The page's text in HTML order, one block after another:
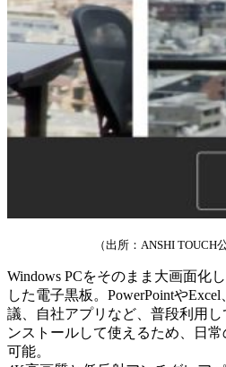
（出所：ANSHI TOUCH
Windows PCをそのまま大画面化
した電子黒板。PowerPointや
議、自社アプリなど、普段利用
ンストールして使えるため、日
可能。